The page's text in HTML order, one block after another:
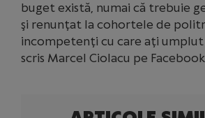
buget există, numai că trebuie
şi renunţat la cohortele de
incompetenţi cu care aţi umplut
scris Marcel Ciolacu pe